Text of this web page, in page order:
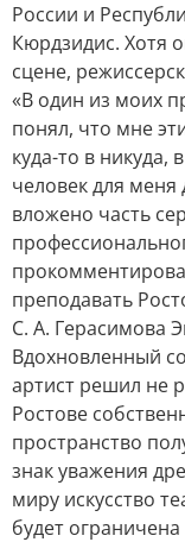
России и
Кюрдзидис. Хотя
сцене,
«В один из моих
понял, что мне
куда-то в никуда,
человек для меня
вложено часть
преподавать
С. А. Герасимова
Вдохновленный
артист решил не
Ростове
пространство
знак уважения
миру искусство
будет